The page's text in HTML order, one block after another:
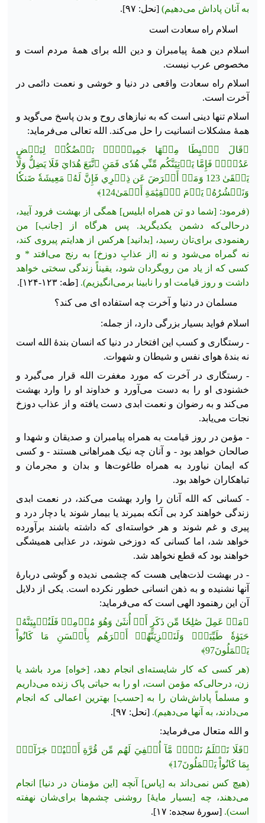
به آنان پاداش می‌دهیم)[نحل: ۹۷].
اسلام راه سعادت است
اسلام دین همهٔ پیامبران و دین الله برای همهٔ مردم است و
مخصوص عرب نیست.
اسلام راه سعادت واقعی در دنیا و خوشی و نعمت دائمی در
آخرت است.
اسلام تنها دینی است که به نیازهای روح و بدن پاسخ می‌گوید و
همهٔ مشکلات انسانیت را حل می‌کند. الله تعالی می‌فرماید:
﴿قَالَ ٱهۡبِطَا مِنۡهَا جَمِيعَۢاۖ بَعۡضُكُمۡ لِبَعۡضٍ
عَدُوّٞۖ فَإِمَّا يَأۡتِيَنَّكُم مِّنِّي هُدٗى فَمَنِ ٱتَّبَعَ هُدَايَ فَلَا يَضِلُّ وَلَا
يَشۡقَىٰ 123 وَمَنۡ أَعۡرَضَ عَن ذِكۡرِي فَإِنَّ لَهُۥ مَعِيشَةٗ ضَنكٗا
وَنَحۡشُرُهُۥ يَوۡمَ ٱلۡقِيَٰمَةِ أَعۡمَىٰ124﴾
(فرمود: [شما دو تن همراه ابلیس] همگی از بهشت فرود آیید،
درحالی‌که دشمن یکدیگرید. پس هرگاه از [جانب] من
رهنمودی برای‌تان رسید، [بدانید] هرکس از هدایتم پیروی کند،
نه گمراه می‌شود و نه [از عذابِ دوزخ] به رنج می‌افتد * و
کسی که از یاد من رویگردان شود، یقیناً زندگی سختی خواهد
داشت و روز قیامت او را نابینا برمی‌انگیزیم). [طه: ۱۲۳-۱۲۴].
مسلمان در دنیا و آخرت چه استفاده ای می کند؟
اسلام فواید بسیار بزرگی دارد، از جمله:
- رستگاری و کسب این افتخار در دنیا که انسان بندهٔ الله است
نه بندهٔ هوای نفس و شیطان و شهوات.
- رستگاری در آخرت که مورد مغفرت الله قرار می‌گیرد و
خشنودی او را به دست می‌آورد و خداوند او را وارد بهشت
می‌کند و به رضوان و نعمت ابدی دست یافته و از عذاب دوزخ
نجات می‌یابد.
- مؤمن در روز قیامت به همراه پیامبران و صدیقان و شهدا و
صالحان خواهد بود - و آنان چه نیک همراهانی هستند - و کسی
که ایمان نیاورد به همراه طاغوت‌ها و بدان و مجرمان و
تباهکاران خواهد بود.
- کسانی که الله آنان را وارد بهشت می‌کند، در نعمت ابدی
زندگی خواهند کرد بی آنکه بمیرند یا بیمار شوند یا دچار درد و
پیری و غم شوند و هر خواسته‌ای که داشته باشند برآورده
خواهد شد، اما کسانی که دوزخی شوند، در عذابی همیشگی
خواهند بود که قطع نخواهد شد.
- در بهشت لذت‌هایی هست که چشمی ندیده و گوشی دربارهٔ
آنها نشنیده و به ذهن انسانی خطور نکرده است. یکی از دلایل
آن این رهنمود الهی است که می‌فرماید:
﴿مَنۡ عَمِلَ صَٰلِحٗا مِّن ذَكَرٍ أَوۡ أُنثَىٰ وَهُوَ مُؤۡمِنٞ فَلَنُحۡيِيَنَّهُۥ
حَيَوٰةٗ طَيِّبَةٗۖ وَلَنَجۡزِيَنَّهُمۡ أَجۡرَهُم بِأَحۡسَنِ مَا كَانُواْ
يَعۡمَلُونَ97﴾
(هر کسی که کار شایسته‌ای انجام دهد، [خواه] مرد باشد یا
زن، درحالی‌که مؤمن است، او را به حیاتی پاک زنده می‌داریم
و مسلماً پاداش‌شان را به [حسب] بهترین اعمالی که انجام
می‌دادند، به آنها می‌دهیم). [نحل: ۹۷].
و الله متعال می‌فرماید:
﴿فَلَا تَعۡلَمُ نَفۡسٞ مَّآ أُخۡفِيَ لَهُم مِّن قُرَّةِ أَعۡيُنٖ جَزَآءَۢ
بِمَا كَانُواْ يَعۡمَلُونَ17﴾
(هیچ کس نمی‌داند به [پاس] آنچه [این مؤمنان در دنیا] انجام
می‌دهند، چه [بسیار مایۀ] روشنی چشم‌ها برای‌شان نهفته
است). [سورهٔ سجده: ۱۷].